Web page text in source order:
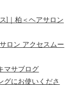
]｜柏＜ヘアサロン
ロン アクセスムー
マサブログ
グにお使いくださ